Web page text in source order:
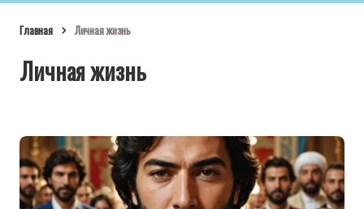
Главная Личная жизнь
Личная жизнь